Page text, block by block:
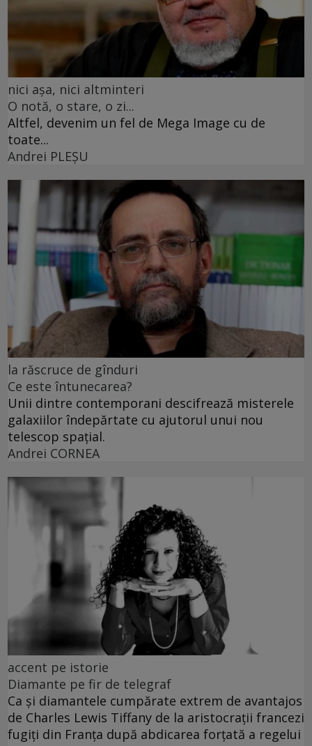
nici așa, nici altminteri
O notă, o stare, o zi...
Altfel, devenim un fel de Mega Image cu de
toate...
Andrei PLEŞU
la răscruce de gînduri
Ce este întunecarea?
Unii dintre contemporani descifrează misterele
galaxiilor îndepărtate cu ajutorul unui nou
telescop spațial.
Andrei CORNEA
accent pe istorie
Diamante pe fir de telegraf
Ca și diamantele cumpărate extrem de avantajos
de Charles Lewis Tiffany de la aristocrații francezi
fugiți din Franța după abdicarea forțată a regelui